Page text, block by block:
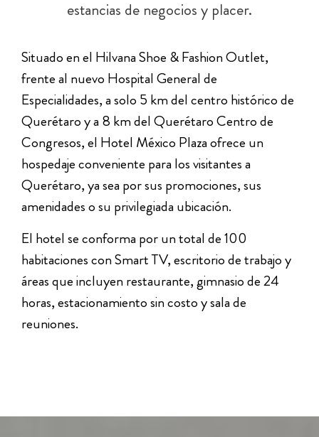
estancias de negocios y placer.
Situado en el Hilvana Shoe & Fashion Outlet,
frente al nuevo Hospital General de
Especialidades, a solo 5 km del centro histórico de
Querétaro y a 8 km del Querétaro Centro de
Congresos, el Hotel México Plaza ofrece un
hospedaje conveniente para los visitantes a
Querétaro, ya sea por sus promociones, sus
amenidades o su privilegiada ubicación.
El hotel se conforma por un total de 100
habitaciones con Smart TV, escritorio de trabajo y
áreas que incluyen restaurante, gimnasio de 24
horas, estacionamiento sin costo y sala de
reuniones.